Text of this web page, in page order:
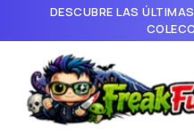
DESCUBRE LAS